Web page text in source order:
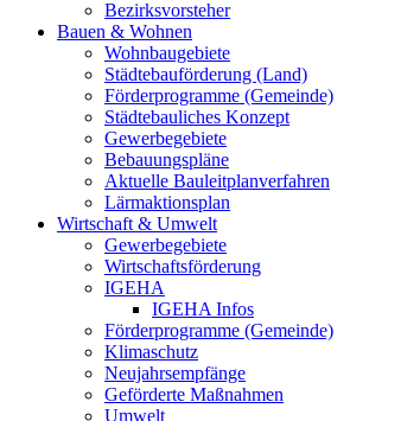
Bezirksvorsteher
Bauen & Wohnen
Wohnbaugebiete
Städtebauförderung (Land)
Förderprogramme (Gemeinde)
Städtebauliches Konzept
Gewerbegebiete
Bebauungspläne
Aktuelle Bauleitplanverfahren
Lärmaktionsplan
Wirtschaft & Umwelt
Gewerbegebiete
Wirtschaftsförderung
IGEHA
IGEHA Infos
Förderprogramme (Gemeinde)
Klimaschutz
Neujahrsempfänge
Geförderte Maßnahmen
Umwelt